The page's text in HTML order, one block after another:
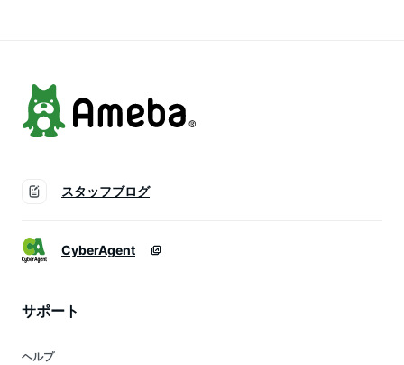
スタッフブログ
CyberAgent
サポート
ヘルプ